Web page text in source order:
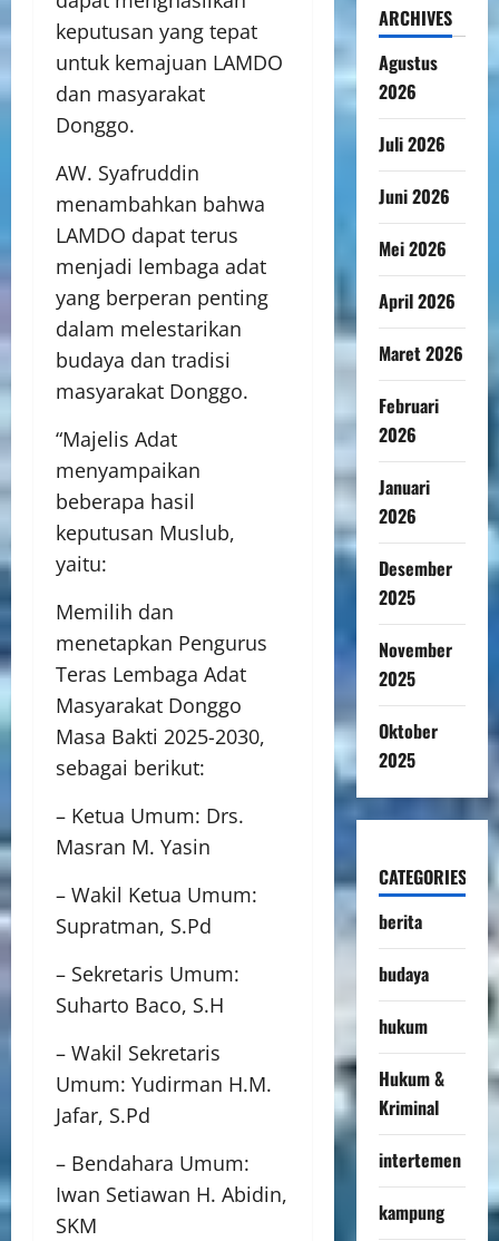
keputusan yang tepat
untuk kemajuan LAMDO
dan masyarakat
Donggo.
AW. Syafruddin
menambahkan bahwa
LAMDO dapat terus
menjadi lembaga adat
yang berperan penting
dalam melestarikan
budaya dan tradisi
masyarakat Donggo.
“Majelis Adat
menyampaikan
beberapa hasil
keputusan Muslub,
yaitu:
Memilih dan
menetapkan Pengurus
Teras Lembaga Adat
Masyarakat Donggo
Masa Bakti 2025-2030,
sebagai berikut:
– Ketua Umum: Drs.
Masran M. Yasin
– Wakil Ketua Umum:
Supratman, S.Pd
– Sekretaris Umum:
Suharto Baco, S.H
– Wakil Sekretaris
Umum: Yudirman H.M.
Jafar, S.Pd
– Bendahara Umum:
Iwan Setiawan H. Abidin,
SKM
ARCHIVES
Agustus
2026
Juli 2026
Juni 2026
Mei 2026
April 2026
Maret 2026
Februari
2026
Januari
2026
Desember
2025
November
2025
Oktober
2025
CATEGORIES
berita
budaya
hukum
Hukum &
Kriminal
intertemen
kampung